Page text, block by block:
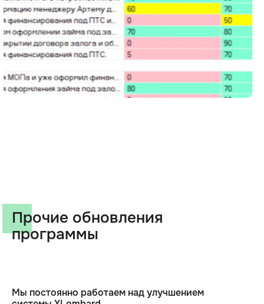
Прочие обновления
программы
Мы постоянно работаем над улучшением